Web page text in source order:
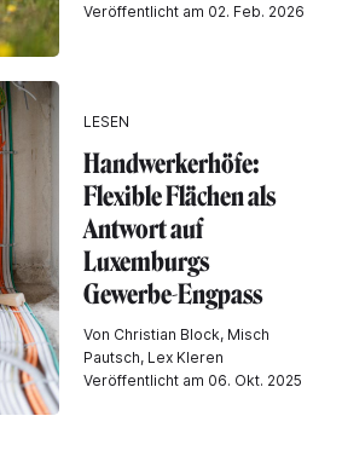
Veröffentlicht am 02. Feb. 2026
LESEN
Handwerkerhöfe:
Flexible Flächen als
Antwort auf
Luxemburgs
Gewerbe-Engpass
Von Christian Block, Misch
Pautsch, Lex Kleren
Veröffentlicht am 06. Okt. 2025